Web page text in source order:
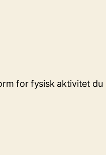
for fysisk aktivitet du